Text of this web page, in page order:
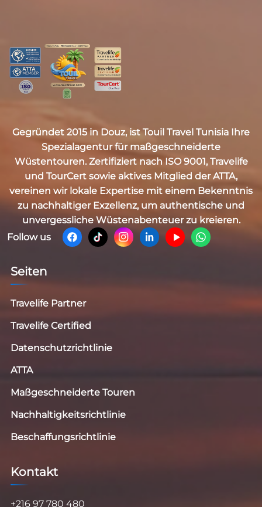
Gegründet 2015 in Douz, istTouil Travel Tunisia Ihre
Spezialagentur für maßgeschneiderte
Wüstentouren. Zertifiziert nach ISO 9001, Travelife
und TourCert sowie aktives Mitglied derATTA,
vereinen wir lokale Expertise mit einem Bekenntnis
zu nachhaltiger Exzellenz, um authentische und
unvergessliche Wüstenabenteuer zu kreieren.
Follow us
Seiten
Travelife Partner
Travelife Certified
Datenschutzrichtlinie
ATTA
Maßgeschneiderte Touren
Nachhaltigkeitsrichtlinie
Beschaffungsrichtlinie
Kontakt
+216 97 780 480